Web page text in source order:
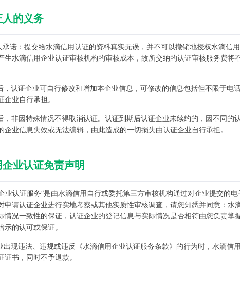
的义务
承诺：提交给水滴信用认证的资料真实无误，并不可以撤销地授权水滴信
生水滴信用企业认证审核机构的审核成本，故所交纳的认证审核服务费
，认证企业可自行修改和增加本企业信息，可修改的信息包括但不限于电
企业自行承担。
，非因特殊情况不得取消认证。认证到期后认证企业未续约的，因不同的
企业信息失效或无法编辑，由此造成的一切损失由认证企业自行承担。
业认证免责声明
业认证服务”是由水滴信用自行或委托第三方审核机构通过对企业提交的
申请认证企业进行实地考察或其他实质性审核调查，请您知悉并同意：水
情况一致性的保证，认证企业的登记信息与实际情况是否相符由您负责
示的认可或保证。
出现违法、违规或违反《水滴信用企业认证服务条款》的行为时，水滴信
证书，同时不予退款。